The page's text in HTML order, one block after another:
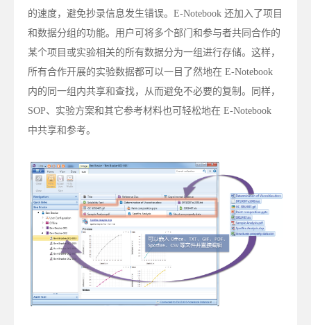
的速度，避免抄录信息发生错误。E-Notebook 还加入了项目
和数据分组的功能。用户可将多个部门和参与者共同合作的
某个项目或实验相关的所有数据分为一组进行存储。这样，
所有合作开展的实验数据都可以一目了然地在 E-Notebook
内的同一组内共享和查找，从而避免不必要的复制。同样，
SOP、实验方案和其它参考材料也可轻松地在 E-Notebook
中共享和参考。